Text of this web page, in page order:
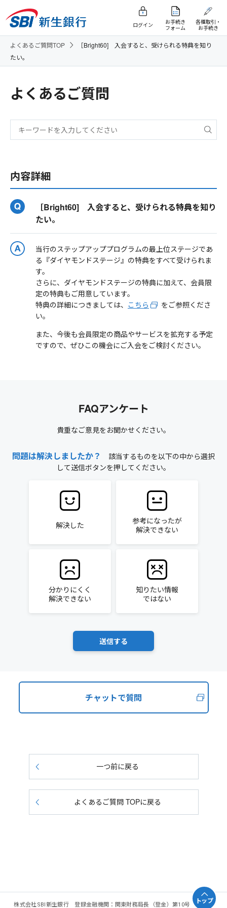
ログイン
お手続き
フォーム
各種取引・
お手続き
よくあるご質問TOP
［Bright60] 入会すると、受けられる特典を知り
たい。
よくあるご質問
内容詳細
［Bright60] 入会すると、受けられる特典を知り
たい。
当行のステップアッププログラムの最上位ステージであ
る『ダイヤモンドステージ』の特典をすべて受けられま
す。
さらに、ダイヤモンドステージの特典に加えて、会員限
定の特典もご用意しています。
特典の詳細につきましては、 こちら
をご参照くださ
い。
また、今後も会員限定の商品やサービスを拡充する予定
ですので、ぜひこの機会にご入会をご検討ください。
FAQアンケート
貴重なご意見をお聞かせください。
問題は解決しましたか？
該当するものを以下の中から選択
して送信ボタンを押してください。
解決した
参考になったが
解決できない
分かりにくく
解決できない
知りたい情報
ではない
チャットで質問
一つ前に戻る
よくあるご質問 TOPに戻る
株式会社SBI新生銀行 登録金融機関：関東財務局長（登金）第10号 加入協
トップ